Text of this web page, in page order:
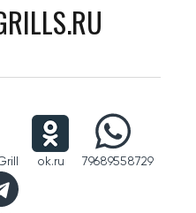
ok.ru 79689558729